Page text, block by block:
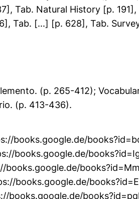
Tab. Natural History [p.
Tab. [...] [p. 628], Tab.
(p. 265-412);
(p. 413-436).
books.google.de/
books.google.de/
books.google.de/
books.google.de/
books.google.de/